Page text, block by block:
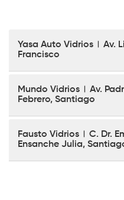
Yasa Auto Vidrios
Av.
Francisco
Mundo Vidrios
Av.
Febrero, Santiago
Fausto Vidrios
C. Dr.
Ensanche Julia,